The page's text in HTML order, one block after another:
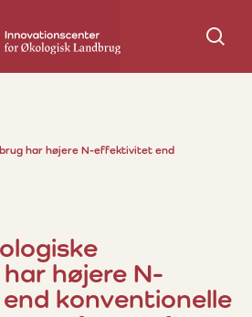
Søg
har højere N-effektivitet end
højere N-
konventionelle